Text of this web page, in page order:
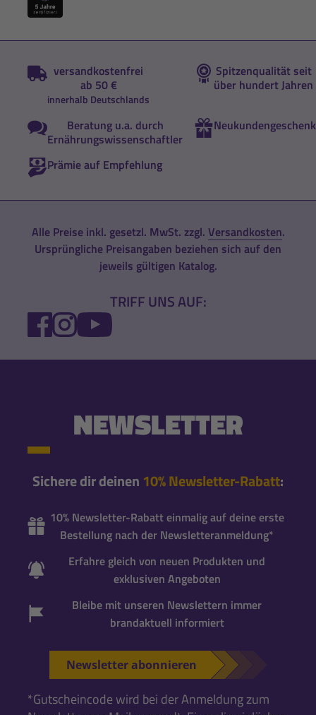
versandkostenfrei
ab 50 €
innerhalb Deutschlands
Spitzenqualität seit
über hundert Jahren
Beratung u.a. durch
Ernährungswissenschaftler
Neukundengeschenk
Prämie auf Empfehlung
Alle Preise inkl. gesetzl. MwSt. zzgl. Versandkosten.
Ursprüngliche Preisangaben beziehen sich auf den
jeweils gültigen Katalog.
TRIFF UNS AUF:
FACEBOOK
INSTAGRAM
YOUTUBE
NEWSLETTER
Sichere dir deinen 10% Newsletter-Rabatt:
10% Newsletter-Rabatt einmalig auf deine erste
Bestellung nach der Newsletteranmeldung*
Erfahre gleich von neuen Produkten und
exklusiven Angeboten
Bleibe mit unseren Newslettern immer
brandaktuell informiert
Newsletter abonnieren
*Gutscheincode wird bei der Anmeldung zum